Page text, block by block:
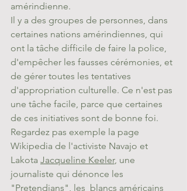
amérindienne.
Il y a des groupes de personnes, dans
certaines nations amérindiennes, qui
ont la tâche difficile de faire la police,
d'empêcher les fausses cérémonies, et
de gérer toutes les tentatives
d'appropriation culturelle. Ce n'est pas
une tâche facile, parce que certaines
de ces initiatives sont de bonne foi.
Regardez pas exemple la page
Wikipedia de l'activiste Navajo et
Lakota Jacqueline Keeler, une
journaliste qui dénonce les
"Pretendians", les  blancs américains